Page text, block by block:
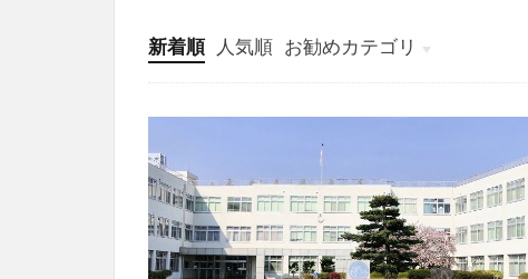
新着順 人気順 お勧めカテゴリ
投稿
学び
マンガ
電子書籍